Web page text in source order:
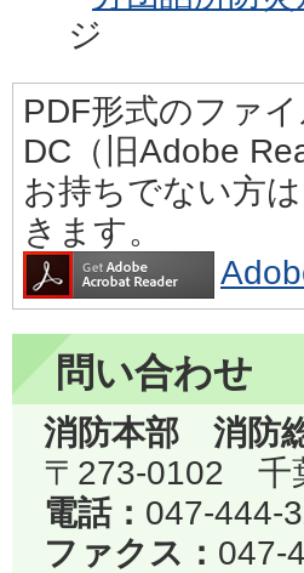
ジ
PDF形式のファ
DC（旧Adobe
お持ちでない方
きます。
問い合わせ
消防本部 消防
〒273-0102 千
電話： 047-444-
ファクス： 047-